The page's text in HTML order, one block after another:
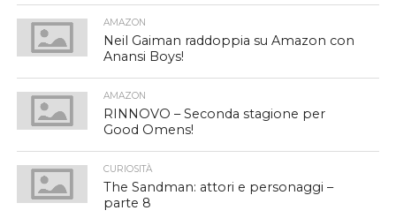
AMAZON
Neil Gaiman raddoppia su Amazon con
Anansi Boys!
AMAZON
RINNOVO – Seconda stagione per
Good Omens!
CURIOSITÀ
The Sandman: attori e personaggi –
parte 8